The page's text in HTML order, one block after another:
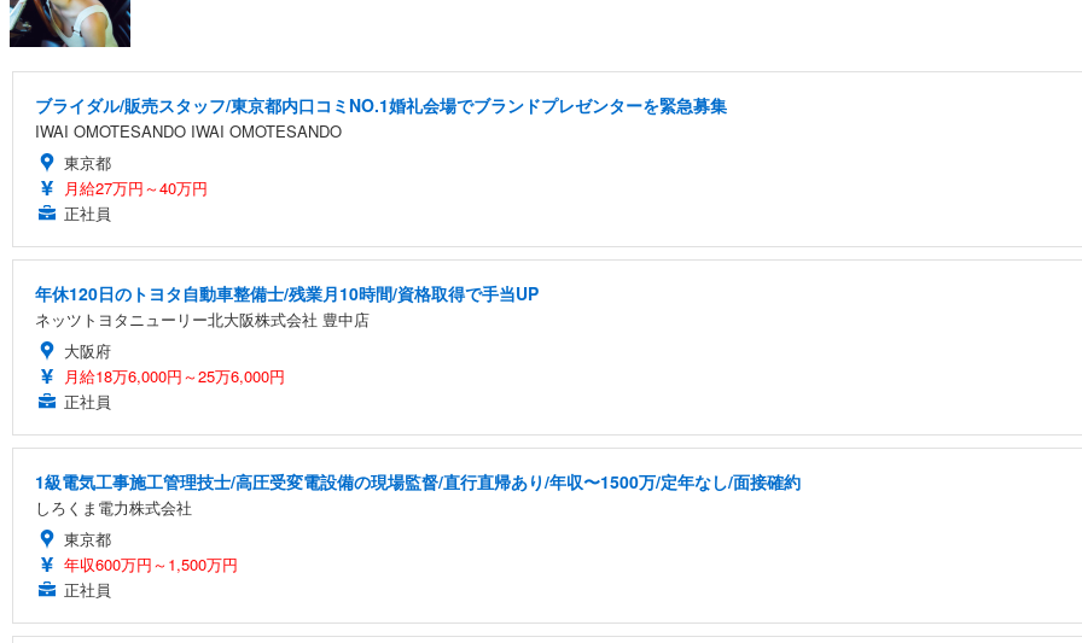
ブライダル/販売スタッフ/東京都内口コミNO.1婚礼会場でブランドプレゼンターを緊急募集
IWAI OMOTESANDO IWAI OMOTESANDO
東京都
月給27万円～40万円
正社員
年休120日のトヨタ自動車整備士/残業月10時間/資格取得で手当UP
ネッツトヨタニューリー北大阪株式会社 豊中店
大阪府
月給18万6,000円～25万6,000円
正社員
1級電気工事施工管理技士/高圧受変電設備の現場監督/直行直帰あり/年収〜1500万/定年なし/面接確約
しろくま電力株式会社
東京都
年収600万円～1,500万円
正社員